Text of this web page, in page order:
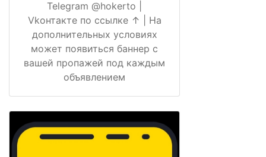
Telegram @hokerto |
Vkонтакте по ссылке ↑ | На
дополнительных условиях
может появиться баннер с
вашей пропажей под каждым
объявлением